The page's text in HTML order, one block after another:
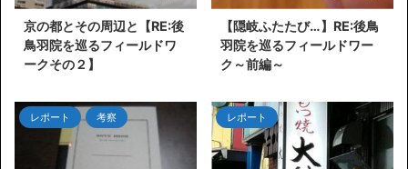
京の都とその周辺と【RE:後
鳥羽院を巡るフィールドワ
ークその２】
【隠岐ふたたび…】RE:後鳥
羽院を巡るフィールドワー
ク～前編～
レポート 考察 レポート